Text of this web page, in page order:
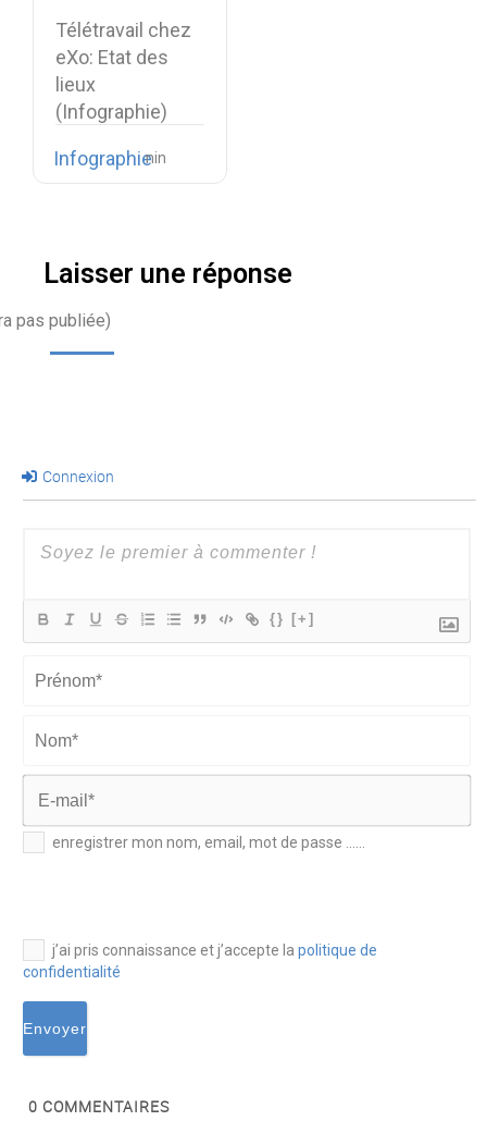
Télétravail chez
eXo: Etat des
lieux
(Infographie)
an et…
Infographie
Laisser une réponse
pas publiée)
Connexion
{} [+]
Nom*
E-
mail*
enregistrer mon nom, email, mot de passe ......
j’ai pris connaissance et j’accepte la politique de
confidentialité
0 COMMENTAIRES